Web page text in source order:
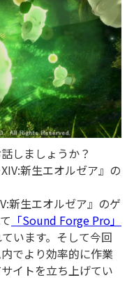
しましょうか？
新生エオルゼア』の
新生エオルゼア』のゲ
「Sound Forge Pro」
います。そして今回
でより効率的に作業
イトを立ち上げてい